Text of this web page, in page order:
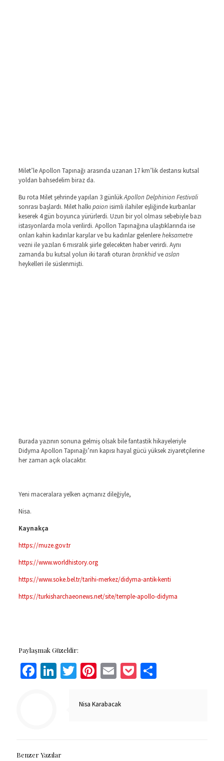
Milet’le Apollon Tapınağı arasında uzanan 17 km’lik destansı kutsal
yoldan bahsedelim biraz da.
Bu rota Milet şehrinde yapılan 3 günlükApollon Delphinion Festivali
sonrası başlardı. Milet halkı paion isimli ilahiler eşliğinde kurbanlar
keserek 4 gün boyunca yürürlerdi. Uzun bir yol olması sebebiyle bazı
istasyonlarda mola verilirdi. Apollon Tapınağına ulaştıklarında ise
onları kahin kadınlar karşılar ve bu kadınlar gelenlereheksametre
vezni ile yazılan 6 mısralık şiirle gelecekten haber verirdi. Aynı
zamanda bu kutsal yolun iki tarafı oturan brankhidveaslan
heykelleri ile süslenmişti.
Burada yazının sonuna gelmiş olsak bile fantastik hikayeleriyle
Didyma Apollon Tapınağı’nın kapısı hayal gücü yüksek ziyaretçilerine
her zaman açık olacaktır.
Yeni maceralara yelken açmanız dileğiyle,
Nisa.
Kaynakça
https://muze.gov.tr
https://www.worldhistory.org
https://www.soke.bel.tr/tarihi-merkez/didyma-antik-kenti
https://turkisharchaeonews.net/site/temple-apollo-didyma
Paylaşmak Güzeldir:
Facebook
LinkedIn
Twitter
Pinterest
EmailPocketShare
Nisa Karabacak
Benzer Yazılar